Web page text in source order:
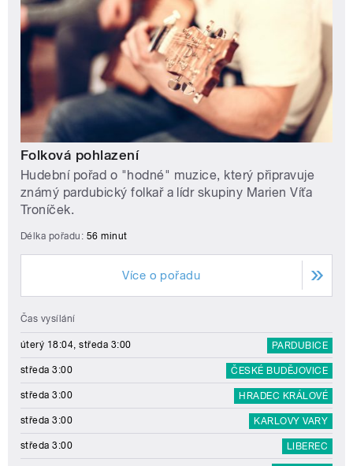
Folková pohlazení
Hudební pořad o "hodné" muzice, který připravuje
známý pardubický folkař a lídr skupiny Marien Víťa
Troníček.
Délka pořadu: 56 minut
Více o pořadu
Čas vysílání
úterý 18:04, středa 3:00 PARDUBICE
středa 3:00 ČESKÉ BUDĚJOVICE
středa 3:00 HRADEC KRÁLOVÉ
středa 3:00 KARLOVY VARY
středa 3:00 LIBEREC